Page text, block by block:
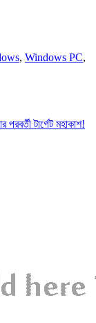
, Windows PC,
পরবর্তী টার্গেট মহাকাশ!